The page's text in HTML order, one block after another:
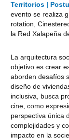
Territorios |
evento se realiza
rotation,
la Red Xalapeña
La arquitectura
objetivo es crear
aborden desafíos
diseño de
inclusiva, busca
cine, como
perspectiva única
complejidades y
impacto en la